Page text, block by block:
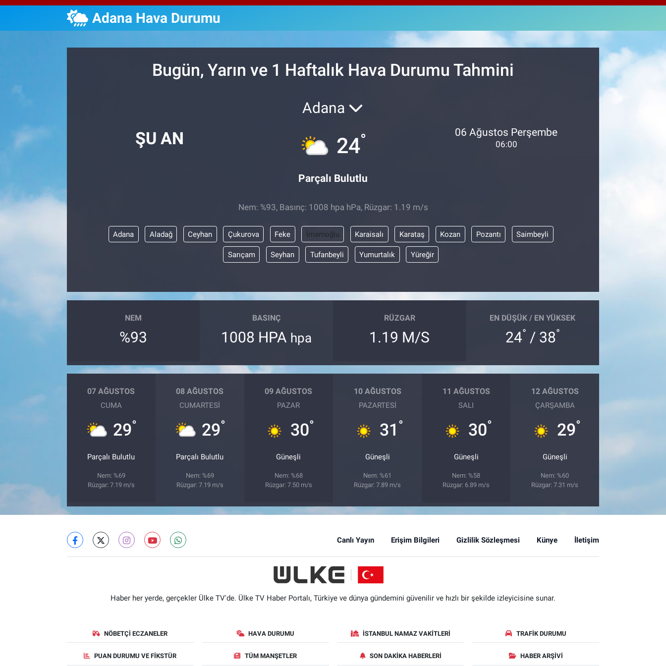
BİST100
13.703
Adana Hava Durumu
Bugün, Yarın ve 1 Haftalık Hava Durumu Tahmini
ŞU AN
Adana
24°
Parçalı Bulutlu
06 Ağustos Perşembe
06:00
Nem: %93, Basınç: 1008 hpa hPa, Rüzgar: 1.19 m/s
Adana Aladağ Ceyhan Çukurova Feke İmamoğlu Karaisalı Karataş Kozan Pozantı Saimbeyli
Sarıçam Seyhan Tufanbeyli Yumurtalık Yüreğir
NEM
%93
BASINÇ
1008 HPA hpa
RÜZGAR
1.19 M/S
EN DÜŞÜK / EN YÜKSEK
24° / 38°
07 AĞUSTOS
CUMA
29°
Parçalı Bulutlu
Nem: %69
Rüzgar: 7.19 m/s
08 AĞUSTOS
CUMARTESI
29°
Parçalı Bulutlu
Nem: %69
Rüzgar: 7.19 m/s
09 AĞUSTOS
PAZAR
30°
Güneşli
Nem: %68
Rüzgar: 7.50 m/s
10 AĞUSTOS
PAZARTESI
31 °
Güneşli
Nem: %61
Rüzgar: 7.89 m/s
11 AĞUSTOS
SALI
30°
Güneşli
Nem: %58
Rüzgar: 6.89 m/s
12 AĞUSTOS
ÇARŞAMBA
29°
Güneşli
Nem: %60
Rüzgar: 7.31 m/s
Canlı Yayın Erişim Bilgileri Gizlilik Sözleşmesi Künye İletişim
Haber her yerde, gerçekler Ülke TV'de. Ülke TV Haber Portalı, Türkiye ve dünya gündemini güvenilir ve hızlı bir şekilde izleyicisine sunar.
NÖBETÇI ECZANELER HAVA DURUMU İSTANBUL NAMAZ VAKITLERI TRAFIK DURUMU
PUAN DURUMU VE FIKSTÜR TÜM MANŞETLER SON DAKIKA HABERLERI HABER ARŞIVI
Özel Haberler
Sağlık
Ramazan
Haber Arşivi